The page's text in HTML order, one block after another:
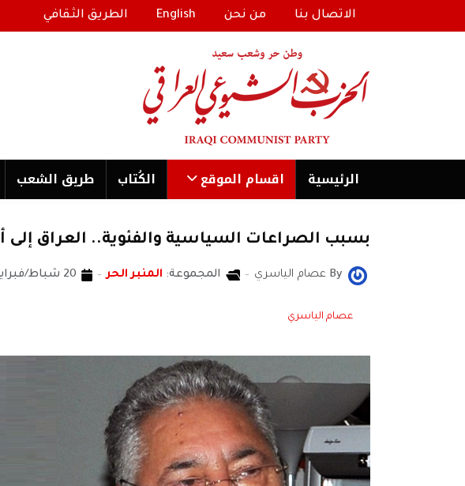
الاتصال بنا من نحن English الطريق الثقافي
الرئیسية اقسام الموقع الكُتاب طریق الشعب
بسبب الصراعات السياسية والفئوية.. العراق إلى
By عصام الياسري المجموعة: المنبر الحر 20 شباط/فبراير 2024
عصام الياسري